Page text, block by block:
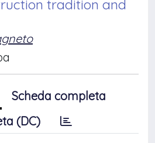
tradition and
Scheda completa
(DC)